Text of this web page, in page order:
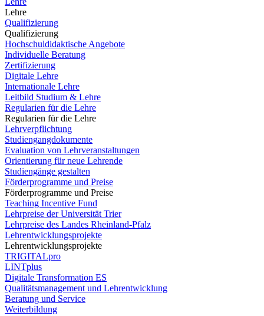
Lehre
Qualifizierung
Qualifizierung
Hochschuldidaktische Angebote
Individuelle Beratung
Zertifizierung
Digitale Lehre
Internationale Lehre
Leitbild Studium & Lehre
Regularien für die Lehre
Regularien für die Lehre
Lehrverpflichtung
Studiengangdokumente
Evaluation von Lehrveranstaltungen
Orientierung für neue Lehrende
Studiengänge gestalten
Förderprogramme und Preise
Förderprogramme und Preise
Teaching Incentive Fund
Lehrpreise der Universität Trier
Lehrpreise des Landes Rheinland-Pfalz
Lehrentwicklungsprojekte
Lehrentwicklungsprojekte
TRIGITALpro
LINTplus
Digitale Transformation ES
Qualitätsmanagement und Lehrentwicklung
Beratung und Service
Weiterbildung